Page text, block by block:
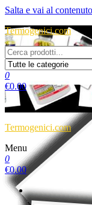
Salta e vai al contenuto
Termogenici.com
0
€0.00
Termogenici.com
Menu
0
€0.00